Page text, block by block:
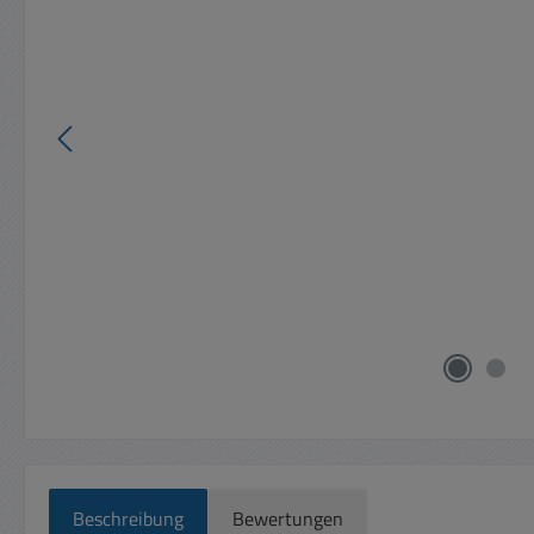
Beschreibung Bewertungen